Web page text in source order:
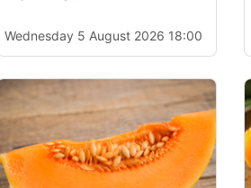
Wednesday 5 August 2026 18:00